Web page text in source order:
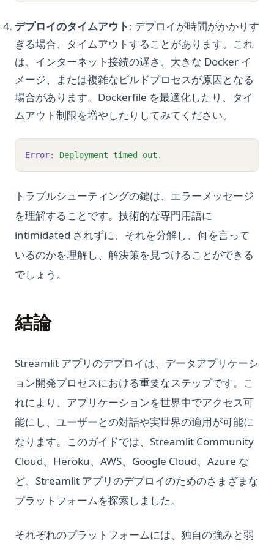
デプロイのタイムアウト: デプロイが時間がかかりす
ぎる場合、タイムアウトすることがあります。これ
は、インターネット接続の遅さ、大きな Docker イ
メージ、または複雑なビルドプロセスが原因となる
場合があります。Dockerfile を最適化したり、タイ
ムアウト制限を増やしたりしてみてください。
Error: Deployment timed out.
トラブルシューティングの鍵は、エラーメッセージ
を理解することです。技術的な専門用語に
intimidated されずに、それを分解し、何を言って
いるのかを理解し、解決策を見つけることができる
でしょう。
結論
Streamlit アプリのデプロイは、データアプリケーシ
ョン開発プロセスにおける重要なステップです。こ
れにより、アプリケーションを世界中でアクセス可
能にし、ユーザーとの対話や実世界の適用が可能に
なります。このガイドでは、Streamlit Community
Cloud、Heroku、AWS、Google Cloud、Azure な
ど、Streamlit アプリのデプロイのためのさまざまな
プラットフォームを探索しました。
それぞれのプラットフォームには、独自の強みと弱